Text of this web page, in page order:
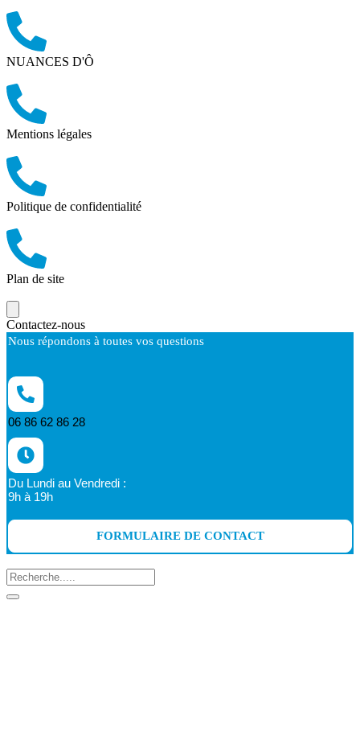
NUANCES D'Ô
Mentions légales
Politique de confidentialité
Plan de site
Contactez-nous
Nous répondons à toutes vos questions
06 86 62 86 28
Du Lundi au Vendredi :
9h à 19h
FORMULAIRE DE CONTACT